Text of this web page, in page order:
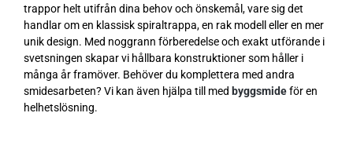
trappor helt utifrån dina behov och önskemål, vare sig det
handlar om en klassisk spiraltrappa, en rak modell eller en mer
unik design. Med noggrann förberedelse och exakt utförande i
svetsningen skapar vi hållbara konstruktioner som håller i
många år framöver. Behöver du komplettera med andra
smidesarbeten? Vi kan även hjälpa till med byggsmideför en
helhetslösning.